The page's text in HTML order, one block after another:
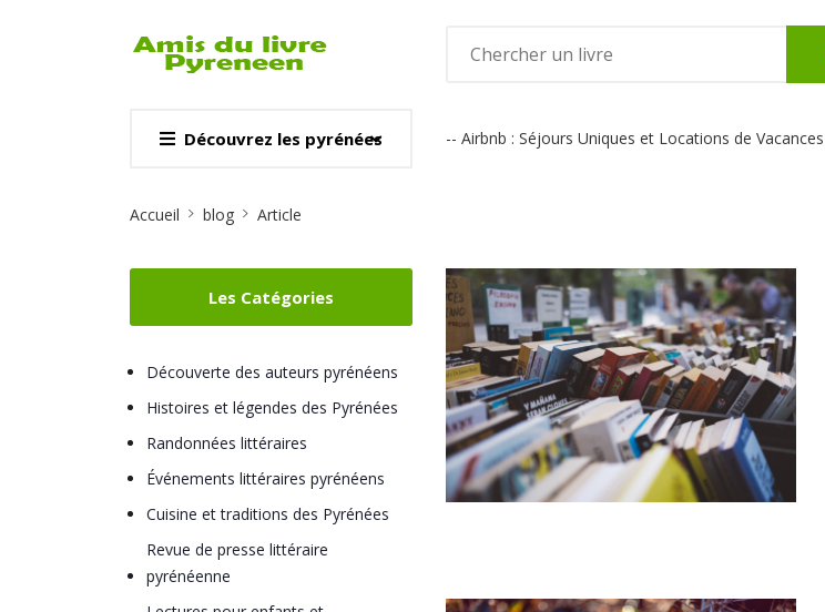
CARTE & GUIDES BEAUX LIVRES
Découvrez les pyrénées -- Airbnb : Séjours Uniques et Locations de Vacances
Accueil blog Article
Les Catégories
Découverte des auteurs pyrénéens
Histoires et légendes des Pyrénées
Randonnées littéraires
Événements littéraires pyrénéens
Cuisine et traditions des Pyrénées
Revue de presse littéraire
pyrénéenne